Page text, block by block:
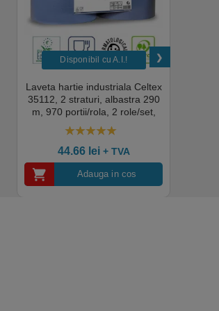
Disponibil cu A.I.​!
Laveta hartie industriala Celtex
35112, 2 straturi, albastra 290
m, 970 portii/rola, 2 role/set,
certificata pentru industria
alimentara, Ecolabel
44.66 lei + TVA
Adauga in cos